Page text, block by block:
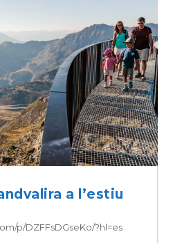
a l’estiu
p/DZFFsDGseKo/?hl=es